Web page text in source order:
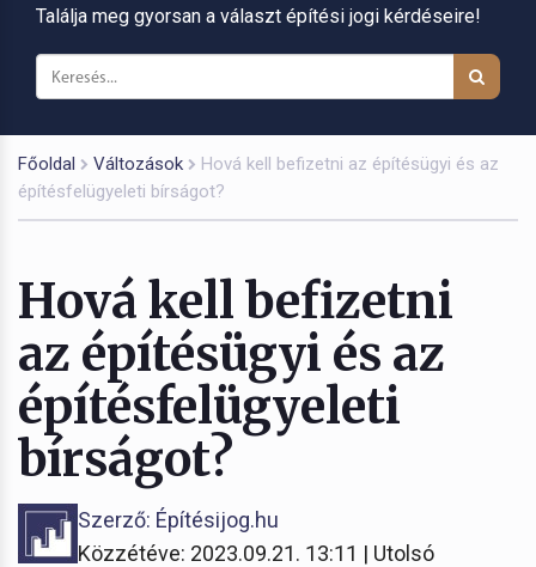
Találja meg gyorsan a választ építési jogi kérdéseire!
Főoldal Változások
Hová kell befizetni az építésügyi és az
építésfelügyeleti bírságot?
Hová kell befizetni
az építésügyi és az
építésfelügyeleti
bírságot?
Szerző: Építésijog.hu
Közzétéve: 2023.09.21. 13:11 | Utolsó